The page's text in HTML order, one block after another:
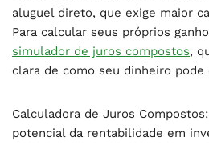
aluguel direto, que exige maior
Para calcular seus próprios
simulador de juros compostos,
clara de como seu dinheiro pode
Calculadora de Juros
potencial da rentabilidade em